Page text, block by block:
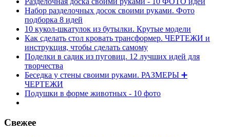
Набор разделочных досок своими руками. Фото
подборка 8 идей
10 кукол-шкатулок из бутылки. Крутые модели
Как сделать стол кровать трансформер. ЧЕРТЕЖИ и
инструкция, чтобы сделать самому
Поделки в садик из пуговиц. 12 лучших идей для
творчества
Беседка у стены своими руками. РАЗМЕРЫ ➕
ЧЕРТЕЖИ
Подушки в форме животных - 10 фото
Свежее